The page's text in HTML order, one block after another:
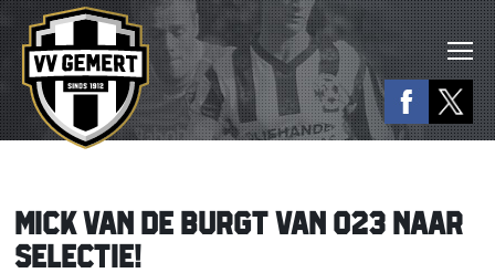
MICK VAN DE BURGT VAN O23 NAAR
SELECTIE!